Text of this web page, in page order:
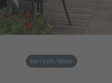
Bar / Café / Bistro